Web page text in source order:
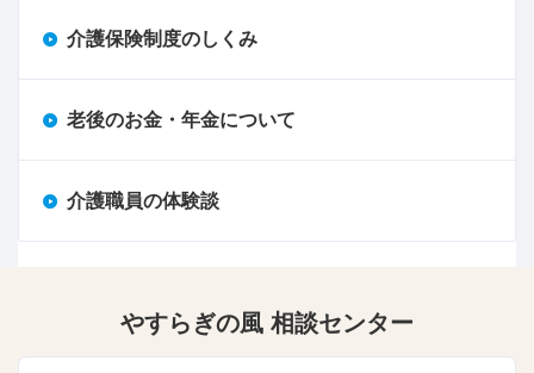
介護保険制度のしくみ
老後のお金・年金について
介護職員の体験談
やすらぎの風 相談センター